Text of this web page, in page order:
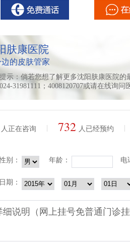
肤康医院
的皮肤管家
示：倘若您想了解更多沈阳肤康医院
31981111；4008120707或请在线询问
人正在咨询 732 人已经预约
别： 年龄： 电
日期：